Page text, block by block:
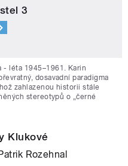
3
- léta 1945–1961. Karin
dosavadní paradigma
zahlazenou historii stále
stereotypů o „černé
Klukové
Rozehnal